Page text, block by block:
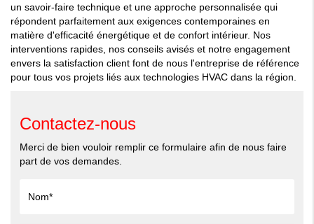
un savoir-faire technique et une approche personnalisée qui
répondent parfaitement aux exigences contemporaines en
matière d'efficacité énergétique et de confort intérieur. Nos
interventions rapides, nos conseils avisés et notre engagement
envers la satisfaction client font de nous l'entreprise de référence
pour tous vos projets liés aux technologies HVAC dans la région.
Contactez-nous
Merci de bien vouloir remplir ce formulaire afin de nous faire
part de vos demandes.